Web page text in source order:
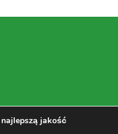
jakość